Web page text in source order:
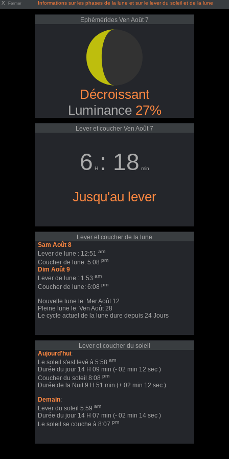
X Fermer Informations sur les phases de la lune et sur le lever du soleil et de la lune
Ephémérides Ven Août 7
Décroissant
Luminance 27%
Lever et coucher Ven Août 7
6 H : 18 min
Jusqu'au lever
Lever et coucher de la lune
Sam Août 8
Lever de lune : 12:51 am
Coucher de lune: 5:08 pm
Dim Août 9
Lever de lune : 1:53 am
Coucher de lune: 6:08 pm
Nouvelle lune le: Mer Août 12
Pleine lune le: Ven Août 28
Le cycle actuel de la lune dure depuis 24 Jours
Lever et coucher du soleil
Aujourd'hui:
Le soleil s'est levé à 5:58 am
Durée du jour 14 H 09 min (- 02 min 12 sec )
Coucher du soleil 8:08 pm
Durée de la Nuit 9 H 51 min (+ 02 min 12 sec )
Demain:
Lever du soleil 5:59 am
Durée du jour 14 H 07 min (- 02 min 14 sec )
Le soleil se couche à 8:07 pm